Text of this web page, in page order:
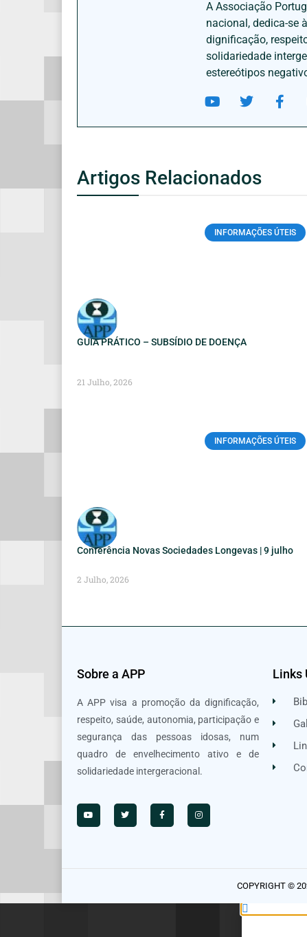
A Associação
nacional, dedica-se
dignificação,
solidariedade
estereótipos
Artigos Relacionados
INFORMAÇÕES ÚTEIS
GUIA PRÁTICO – SUBSÍDIO DE DOENÇA
21 Julho, 2026
INFORMAÇÕES ÚTEIS
Conferência Novas Sociedades Longevas | 9 julho
2 Julho, 2026
Sobre a APP
A APP visa a promoção da dignificação,
respeito, saúde, autonomia, participação e
segurança das pessoas idosas, num
quadro de envelhecimento ativo e de
solidariedade intergeracional.
Links
COPYRIGHT ©